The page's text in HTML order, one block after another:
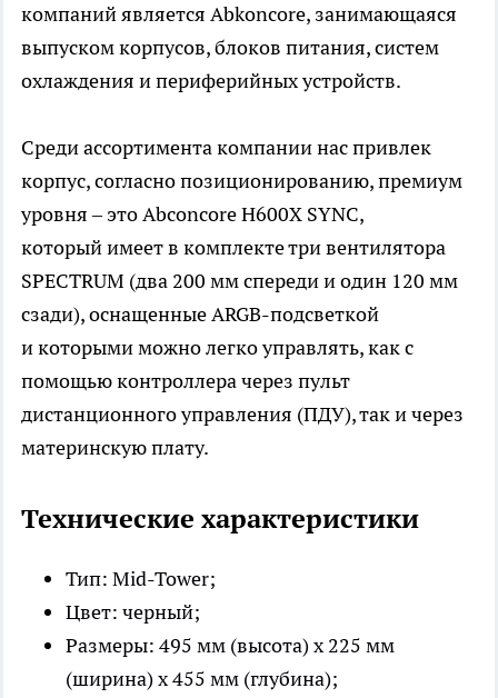
компаний является Abkoncore, занимающаяся
выпуском корпусов, блоков питания, систем
охлаждения и периферийных устройств.
Среди ассортимента компании нас привлек
корпус, согласно позиционированию, премиум
уровня – это Abconcore H600X SYNC,
который имеет в комплекте три вентилятора
SPECTRUM (два 200 мм спереди и один 120 мм
сзади), оснащенные ARGB-подсветкой
и которыми можно легко управлять, как с
помощью контроллера через пульт
дистанционного управления (ПДУ), так и через
материнскую плату.
Технические характеристики
Тип: Mid-Tower;
Цвет: черный;
Размеры: 495 мм (высота) х 225 мм
(ширина) х 455 мм (глубина);